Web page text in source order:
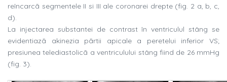
reîncarcã segmentele II si III ale coronarei drepte (fig. 2 a, b, c,
d).
La injectarea substantei de contrast în ventriculul stâng se
evidentiazã akinezia pãrtii apicale a peretelui inferior VS;
presiunea telediastolicã a ventriculului stâng fiind de 26 mmHg
(fig. 3).